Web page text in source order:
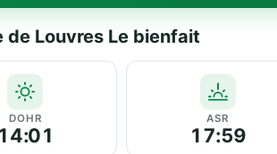
Louvres Le bienfait
DOHR
14:01
ASR
17:59